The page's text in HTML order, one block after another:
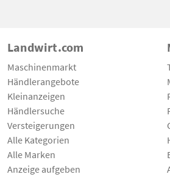
Landwirt.com
Maschinenmarkt
Händlerangebote
Kleinanzeigen
Händlersuche
Versteigerungen
Alle Kategorien
Alle Marken
Anzeige aufgeben